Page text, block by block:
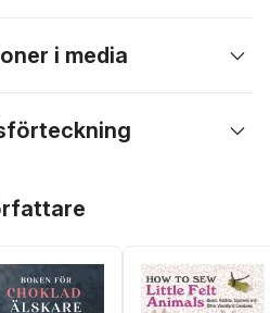
i media